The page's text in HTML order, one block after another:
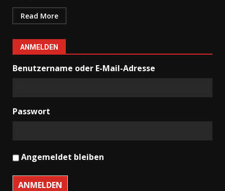
Read More
ANMELDEN
Benutzername oder E-Mail-Adresse
Passwort
Angemeldet bleiben
ANMELDEN